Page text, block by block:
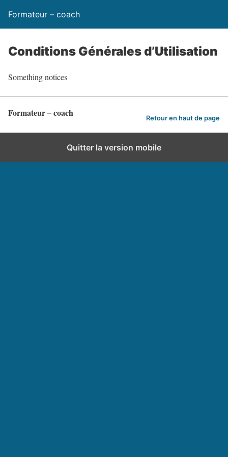
Formateur – coach
Conditions Générales d’Utilisation
Something notices
Formateur – coach Retour en haut de page
Quitter la version mobile